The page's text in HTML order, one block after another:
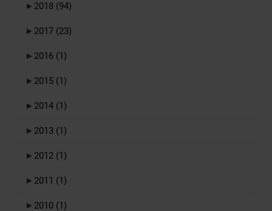
► 2018 (94)
► 2017 (23)
► 2016 (1)
► 2015 (1)
► 2014 (1)
► 2013 (1)
► 2012 (1)
► 2011 (1)
► 2010 (1)